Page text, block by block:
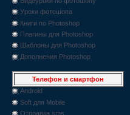
Уроки фотошопа
Книги по Photoshop
Плагины для Photoshop
Шаблоны для Photoshop
Дополнения Photoshop
Телефон и смартфон
Android
Soft для Mobile
Отправка sms